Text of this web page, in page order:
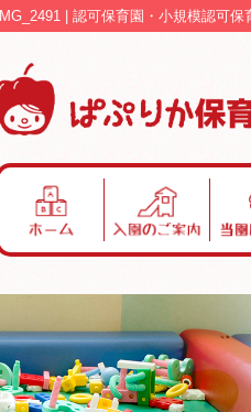
IMG_2491 | 認可保育園・小規模認可
の
ご
内
に
つ
て